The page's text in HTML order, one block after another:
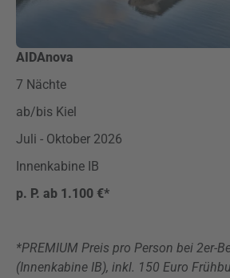
AIDAnova
7 Nächte
ab/bis Kiel
Juli - Oktober 2026
Innenkabine IB
p. P. ab 1.100 €*
*PREMIUM Preis pro Person bei 2er-
(Innenkabine IB), inkl. 150 Euro